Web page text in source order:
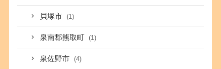
貝塚市 (1)
泉南郡熊取町 (1)
泉佐野市 (4)